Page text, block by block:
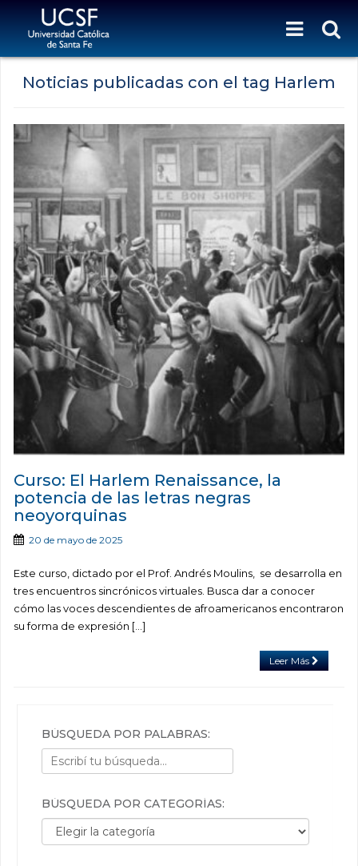
Noticias publicadas con el tag Harlem
Curso: El Harlem Renaissance, la
potencia de las letras negras
neoyorquinas
20 de mayo de 2025
Este curso, dictado por el Prof. Andrés Moulins, se desarrolla en
tres encuentros sincrónicos virtuales. Busca dar a conocer
cómo las voces descendientes de afroamericanos encontraron
su forma de expresión […]
Leer Más
BÚSQUEDA POR PALABRAS:
BÚSQUEDA POR CATEGORÍAS:
Búsqueda por categorías: